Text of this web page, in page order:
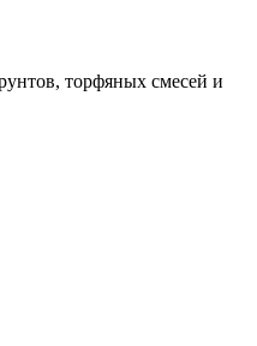
торфяных смесей и